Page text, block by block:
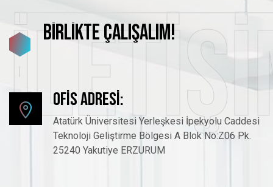
BirlikteÇalışalım!
Ofis Adresi:
Atatürk Üniversitesi Yerleşkesi İpekyolu Caddesi
Teknoloji Geliştirme Bölgesi A Blok No:Z06 Pk.
25240 Yakutiye ERZURUM